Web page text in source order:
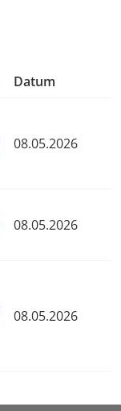
Datum
08.05.2026
08.05.2026
08.05.2026